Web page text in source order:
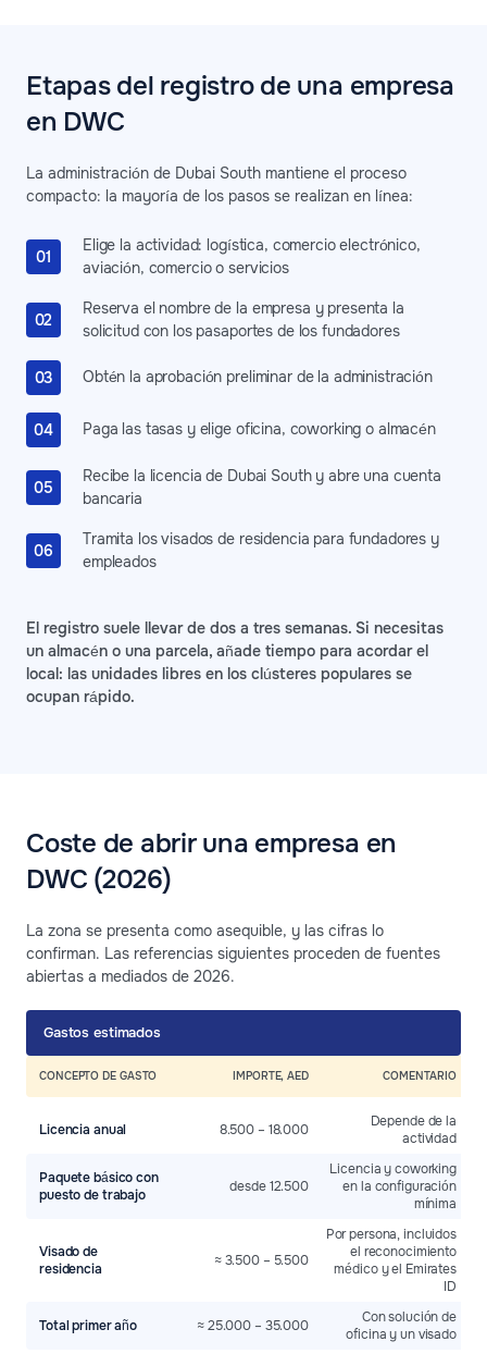
Etapas del registro de una empresa
en DWC
La administración de Dubai South mantiene el proceso
compacto: la mayoría de los pasos se realizan en línea:
Elige la actividad: logística, comercio electrónico,
aviación, comercio o servicios
Reserva el nombre de la empresa y presenta la
solicitud con los pasaportes de los fundadores
Obtén la aprobación preliminar de la administración
Paga las tasas y elige oficina, coworking o almacén
Recibe la licencia de Dubai South y abre una cuenta
bancaria
Tramita los visados de residencia para fundadores y
empleados
El registro suele llevar de dos a tres semanas. Si necesitas
un almacén o una parcela, añade tiempo para acordar el
local: las unidades libres en los clústeres populares se
ocupan rápido.
Coste de abrir una empresa en
DWC (2026)
La zona se presenta como asequible, y las cifras lo
confirman. Las referencias siguientes proceden de fuentes
abiertas a mediados de 2026.
Gastos estimados
CONCEPTO DE GASTO IMPORTE, AED COMENTARIO
Licencia anual 8.500 – 18.000
Depende de la
actividad
Paquete básico con
puesto de trabajo
desde 12.500
Licencia y coworking
en la configuración
mínima
Visado de
residencia
≈ 3.500 – 5.500
Por persona, incluidos
el reconocimiento
médico y el Emirates
ID
Total primer año ≈ 25.000 – 35.000
Con solución de
oficina y un visado